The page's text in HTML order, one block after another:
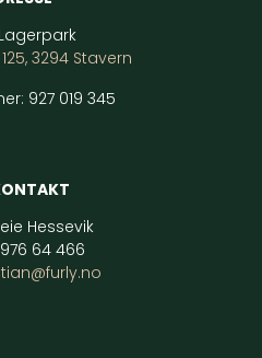
3294 Stavern
927 019 345
Hessevik
64 466